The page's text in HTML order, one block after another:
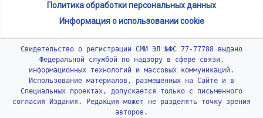
Политика обработки персональных данных
Информация о использовании cookie
Свидетельство о регистрации СМИ ЭЛ №ФС 77-77788 выдано
Федеральной службой по надзору в сфере связи,
информационных технологий и массовых коммуникаций.
Использование материалов, размещенных на Сайте и в
Специальных проектах, допускается только с письменного
согласия Издания. Редакция может не разделять точку зрения
авторов.